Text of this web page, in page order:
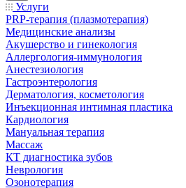
Услуги
PRP-терапия (плазмотерапия)
Медицинские анализы
Акушерство и гинекология
Аллергология-иммунология
Анестезиология
Гастроэнтерология
Дерматология, косметология
Инъекционная интимная пластика
Кардиология
Мануальная терапия
Массаж
КТ диагностика зубов
Неврология
Озонотерапия